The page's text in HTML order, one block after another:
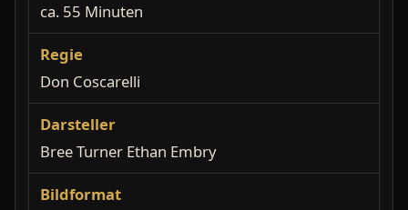
ca. 55 Minuten
Regie
Don Coscarelli
Darsteller
Bree Turner Ethan Embry
Bildformat